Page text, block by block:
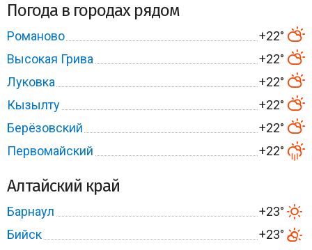
Погода в городах рядом
Романово
+22°
Высокая Грива
+22°
Луковка
+22°
Кызылту
+22°
Берёзовский
+22°
Первомайский
+22°
Алтайский край
Барнаул
+23°
Бийск
+23°